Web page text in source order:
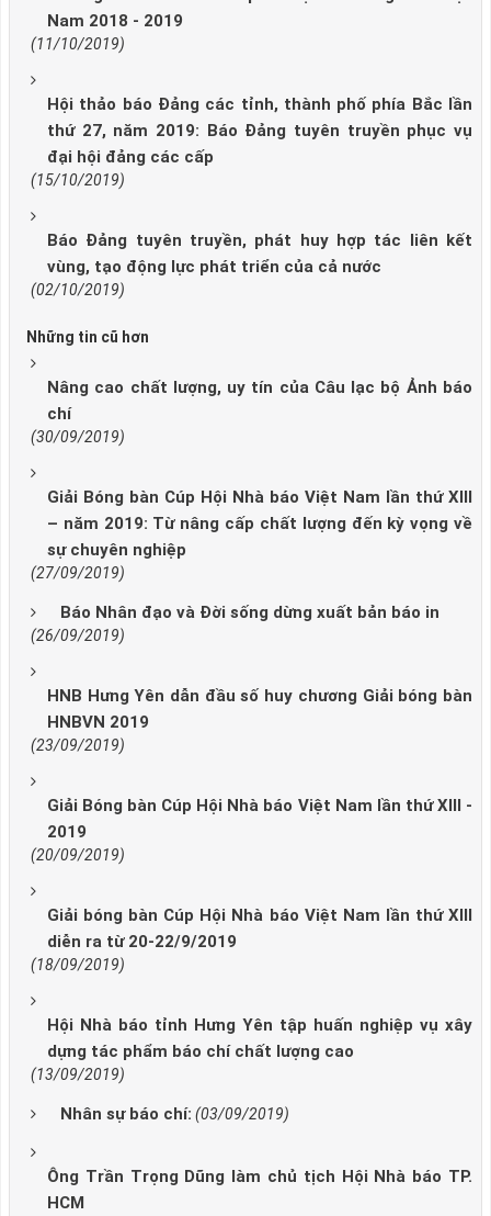
Nam 2018 - 2019
(11/10/2019)
Hội thảo báo Đảng các tỉnh, thành phố phía Bắc lần
thứ 27, năm 2019: Báo Đảng tuyên truyền phục vụ
đại hội đảng các cấp
(15/10/2019)
Báo Đảng tuyên truyền, phát huy hợp tác liên kết
vùng, tạo động lực phát triển của cả nước
(02/10/2019)
Những tin cũ hơn
Nâng cao chất lượng, uy tín của Câu lạc bộ Ảnh báo
chí
(30/09/2019)
Giải Bóng bàn Cúp Hội Nhà báo Việt Nam lần thứ XIII
– năm 2019: Từ nâng cấp chất lượng đến kỳ vọng về
sự chuyên nghiệp
(27/09/2019)
Báo Nhân đạo và Đời sống dừng xuất bản báo in
(26/09/2019)
HNB Hưng Yên dẫn đầu số huy chương Giải bóng bàn
HNBVN 2019
(23/09/2019)
Giải Bóng bàn Cúp Hội Nhà báo Việt Nam lần thứ XIII -
2019
(20/09/2019)
Giải bóng bàn Cúp Hội Nhà báo Việt Nam lần thứ XIII
diễn ra từ 20-22/9/2019
(18/09/2019)
Hội Nhà báo tỉnh Hưng Yên tập huấn nghiệp vụ xây
dựng tác phẩm báo chí chất lượng cao
(13/09/2019)
Nhân sự báo chí: (03/09/2019)
Ông Trần Trọng Dũng làm chủ tịch Hội Nhà báo TP.
HCM